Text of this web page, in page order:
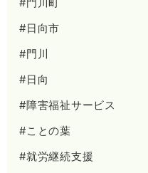
#日向市
#門川
#日向
#障害福祉サービス
#ことの葉
#就労継続支援